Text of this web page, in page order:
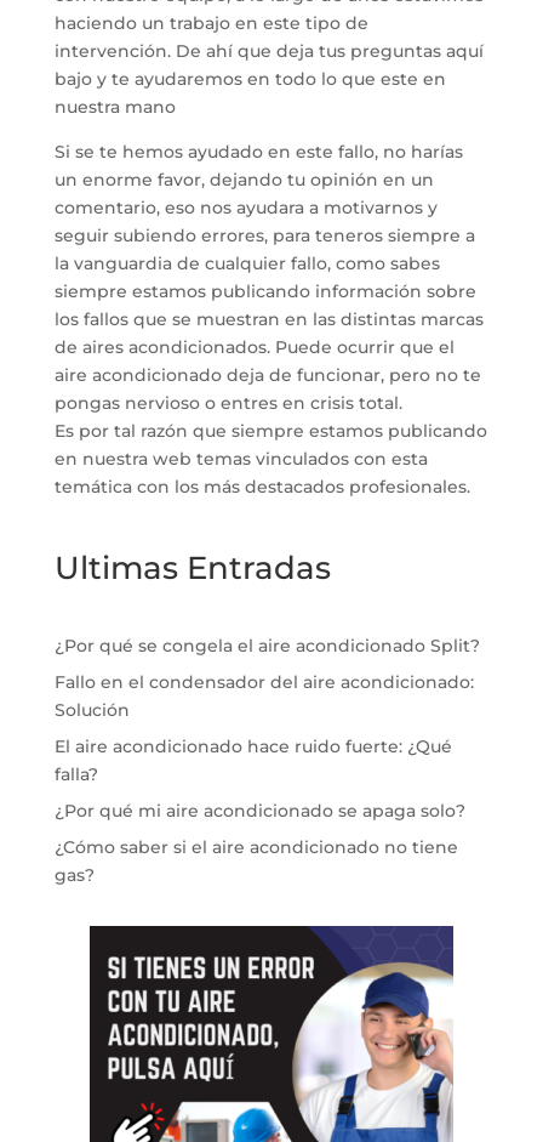
haciendo un trabajo en este tipo de
intervención. De ahí que deja tus preguntas aquí
bajo y te ayudaremos en todo lo que este en
nuestra mano
Si se te hemos ayudado en este fallo, no harías
un enorme favor, dejando tu opinión en un
comentario, eso nos ayudara a motivarnos y
seguir subiendo errores, para teneros siempre a
la vanguardia de cualquier fallo, como sabes
siempre estamos publicando información sobre
los fallos que se muestran en las distintas marcas
de aires acondicionados. Puede ocurrir que el
aire acondicionado deja de funcionar, pero no te
pongas nervioso o entres en crisis total.
Es por tal razón que siempre estamos publicando
en nuestra web temas vinculados con esta
temática con los más destacados profesionales.
Ultimas Entradas
¿Por qué se congela el aire acondicionado Split?
Fallo en el condensador del aire acondicionado:
Solución
El aire acondicionado hace ruido fuerte: ¿Qué
falla?
¿Por qué mi aire acondicionado se apaga solo?
¿Cómo saber si el aire acondicionado no tiene
gas?